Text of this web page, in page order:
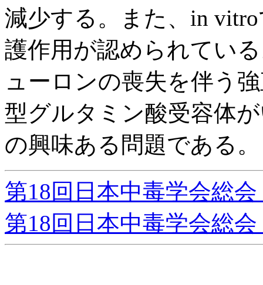
減少する。また、in
護作用が認められてい
ューロンの喪失を伴う
型グルタミン酸受容体
の興味ある問題である。
第18回日本中毒学会総
第18回日本中毒学会総